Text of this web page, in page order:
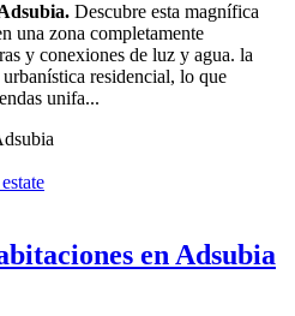
Descubre esta magnífica
una zona completamente
y conexiones de luz y agua. la
residencial, lo que
unifa...
en Adsubia